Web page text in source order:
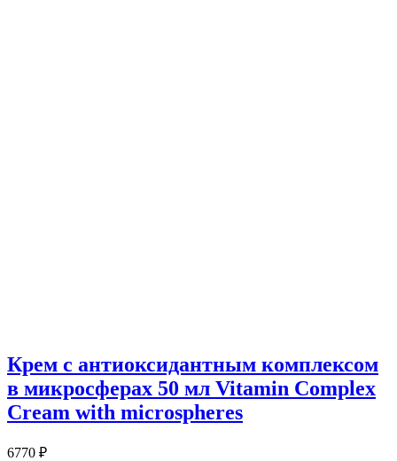
Крем с антиоксидантным комплексом
в микросферах 50 мл Vitamin Complex
Cream with microspheres
6770 ₽